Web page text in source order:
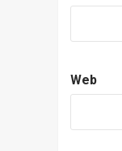
Web